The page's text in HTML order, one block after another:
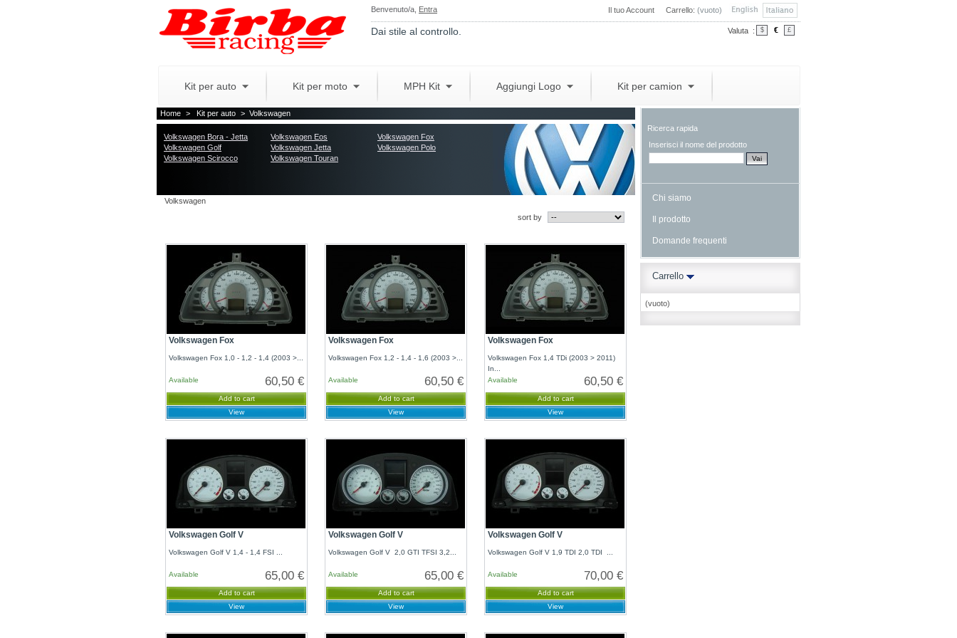
Kit per auto Kit per moto MPH Kit Aggiungi Logo Kit per camion
Benvenuto/a, Entra Carrello: (vuoto)
Il tuo Account
Valuta : $ € £
Dai stile al controllo.
Home > Kit per auto > Volkswagen
Volkswagen Bora - Jetta Volkswagen Eos
Volkswagen Fox
Volkswagen Golf
Volkswagen Jetta
Volkswagen Polo
Volkswagen Scirocco
Volkswagen Touran
Volkswagen
sort by
Volkswagen Fox
Volkswagen Fox 1,0 - 1,2 - 1,4 (2003 >...
60,50 €
Available
Add to cart
View
Volkswagen Fox
Volkswagen Fox 1,2 - 1,4 - 1,6 (2003 >...
60,50 €
Available
Add to cart
View
Volkswagen Fox
Volkswagen Fox 1,4 TDi (2003 > 2011)
In...
60,50 €
Available
Add to cart
View
Volkswagen Golf V
Volkswagen Golf V 1,4 - 1,4 FSI ...
65,00 €
Available
Add to cart
View
Volkswagen Golf V
Volkswagen Golf V 2,0 GTI TFSI 3,2...
65,00 €
Available
Add to cart
View
Volkswagen Golf V
Volkswagen Golf V 1,9 TDI 2,0 TDI ...
70,00 €
Available
Add to cart
View
Ricerca rapida
Inserisci il nome del prodotto
Chi siamo
Il prodotto
Domande frequenti
Carrello
(vuoto)